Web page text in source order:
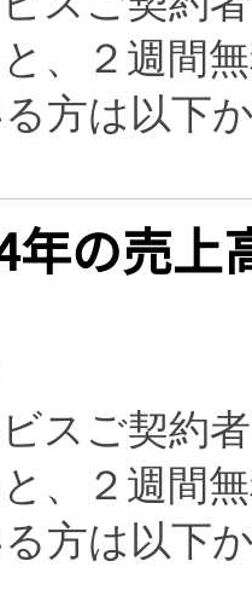
、２週間
方は以下
年の売上
スご契約
、２週間
方は以下